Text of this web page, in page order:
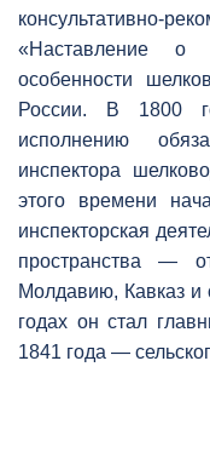
консультативно-
«Наставление о
особенности
России. В 1800
исполнению
инспектора
этого времени
инспекторская
пространства —
Молдавию, Кавказ
годах он стал
1841 года —